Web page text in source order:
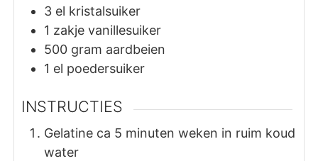
3 el kristalsuiker
1 zakje vanillesuiker
500 gram aardbeien
1 el poedersuiker
INSTRUCTIES
Gelatine ca 5 minuten weken in ruim koud
water